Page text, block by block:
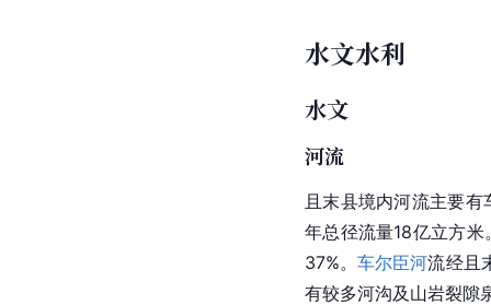
水文水利
水文
河流
且末县境内河流主要
年总径流量18亿立方
37%。车尔臣河流经且
有较多河沟及山岩裂隙